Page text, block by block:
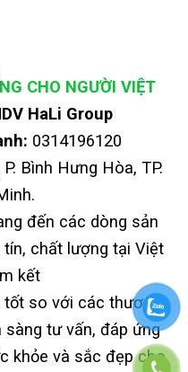
CHO NGƯỜI VIỆT
HaLi Group
0314196120
Bình Hưng Hòa, TP.
đến các dòng sản
chất lượng tại Việt
kết
tốt so với các thương
sàng tư vấn, đáp ứng
khỏe và sắc đẹp cho